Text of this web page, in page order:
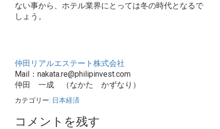
ない事から、ホテル業界にとっては冬の時代となるで
しょう。
仲田リアルエステート株式会社
Mail：nakata.re@philipinvest.com
仲田 一成 （なかた かずなり）
カテゴリー: 日本経済
コメントを残す